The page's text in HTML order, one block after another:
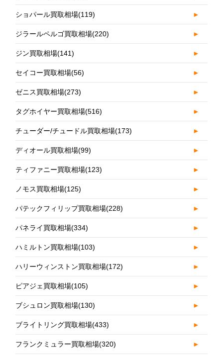
ショパール買取相場(119) ►
ジラールペルゴ買取相場(220) ►
ジン買取相場(141) ►
セイコー買取相場(56) ►
ゼニス買取相場(273) ►
タグホイヤー買取相場(516) ►
チューダー/チュードル買取相場(173) ►
ディオール買取相場(99) ►
ティファニー買取相場(123) ►
ノモス買取相場(125) ►
パテックフィリップ買取相場(228) ►
パネライ買取相場(334) ►
ハミルトン買取相場(103) ►
ハリーウィンストン買取相場(172) ►
ピアジェ買取相場(105) ►
ブシュロン買取相場(130) ►
ブライトリング買取相場(433) ►
フランクミュラー買取相場(320) ►